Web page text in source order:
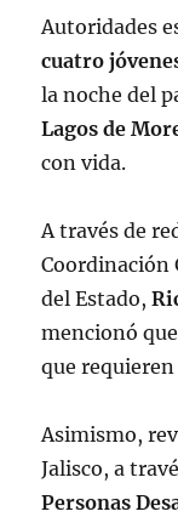
Autoridades
cuatro
la noche del
Lagos de
con vida.
A través de
Coordinación
del Estado,
mencionó
que
Asimismo,
Jalisco, a
Personas